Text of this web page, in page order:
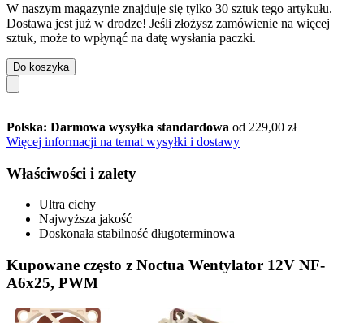
W naszym magazynie znajduje się tylko 30 sztuk tego artykułu.
Dostawa jest już w drodze! Jeśli złożysz zamówienie na więcej
sztuk, może to wpłynąć na datę wysłania paczki.
Do koszyka
Polska: Darmowa wysyłka standardowa od 229,00 zł
Więcej informacji na temat wysyłki i dostawy
Właściwości i zalety
Ultra cichy
Najwyższa jakość
Doskonała stabilność długoterminowa
Kupowane często z Noctua Wentylator 12V NF-
A6x25, PWM